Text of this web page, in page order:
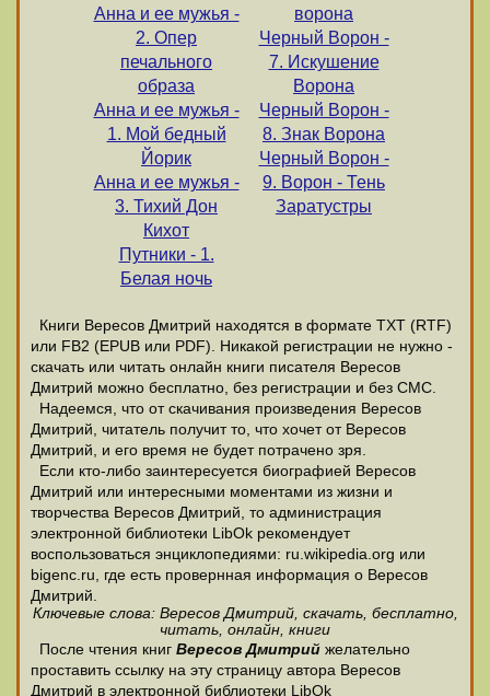
Анна и ее мужья -
2. Опер
печального
образа
Анна и ее мужья -
1. Мой бедный
Йорик
Анна и ее мужья -
3. Тихий Дон
Кихот
Путники - 1.
Белая ночь
ворона
Черный Ворон -
7. Искушение
Ворона
Черный Ворон -
8. Знак Ворона
Черный Ворон -
9. Ворон - Тень
Заратустры
Книги Вересов Дмитрий находятся в формате ТХТ (RTF)
или FB2 (EPUB или PDF). Никакой регистрации не нужно -
скачать или читать онлайн книги писателя Вересов
Дмитрий можно бесплатно, без регистрации и без СМС.
Надеемся, что от скачивания произведения Вересов
Дмитрий, читатель получит то, что хочет от Вересов
Дмитрий, и его время не будет потрачено зря.
Если кто-либо заинтересуется биографией Вересов
Дмитрий или интересными моментами из жизни и
творчества Вересов Дмитрий, то администрация
электронной библиотеки LibOk рекомендует
воспользоваться энциклопедиями: ru.wikipedia.org или
bigenc.ru, где есть провернная информация о Вересов
Дмитрий.
Ключевые слова: Вересов Дмитрий, скачать, бесплатно,
читать, онлайн, книги
После чтения книг Вересов Дмитрий желательно
проставить ссылку на эту страницу автора Вересов
Дмитрий в электронной библиотеки LibOk